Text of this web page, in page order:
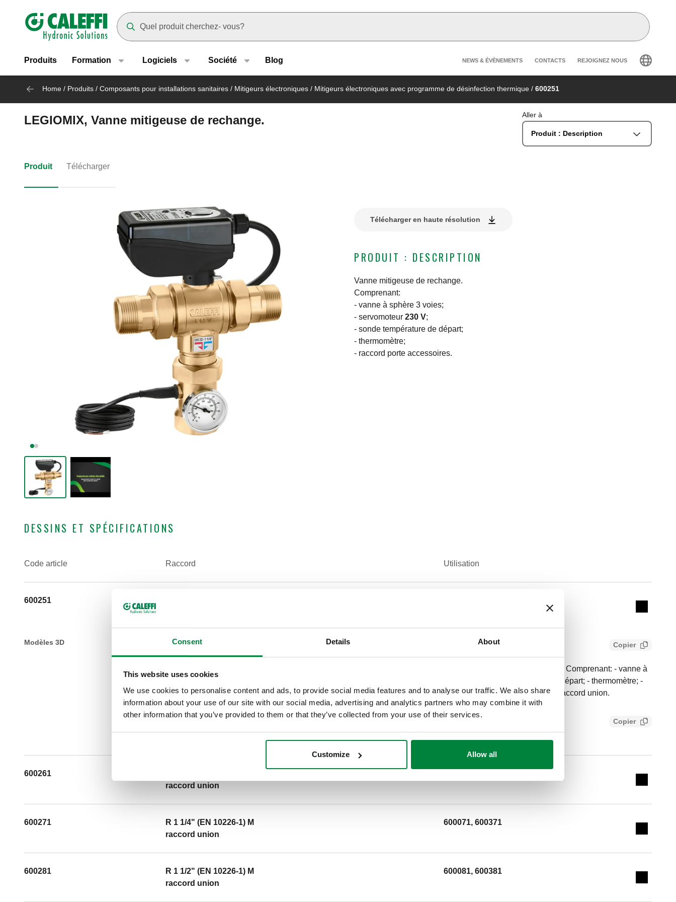
Consent Details About
This website uses cookies
We use cookies to personalise content and ads, to provide social media features and to analyse our traffic. We also share
information about your use of our site with our social media, advertising and analytics partners who may combine it with
other information that you’ve provided to them or that they’ve collected from your use of their services.
Customize Allow all
Header main navigation
Produits Formation Logiciels Société Blog Header secondary navigation
NEWS & ÉVÈNEMENTS CONTACTS REJOIGNEZ NOUS
Home / Produits / Composants pour installations sanitaires / Mitigeurs électroniques / Mitigeurs électroniques avec programme de désinfection thermique / 600251
LEGIOMIX, Vanne mitigeuse de rechange. Aller à
Produit : Description
Produit Télécharger
Télécharger en haute résolution
PRODUIT : DESCRIPTION
Vanne mitigeuse de rechange.
Comprenant:
- vanne à sphère 3 voies;
- servomoteur 230 V;
- sonde température de départ;
- thermomètre;
- raccord porte accessoires.
DESSINS ET SPÉCIFICATIONS
Code article Raccord
Utilisation
600251
Collapse
Modèles 3D Texte de présentation Copier
CALEFFI, 600251, LEGIOMIX. Vanne mitigeuse de rechange. Comprenant: - vanne à
sphère 3 voies; - servomoteur 230 V; - sonde température de départ; - thermomètre; -
raccord porte accessoires. Raccord: R 3/4" (EN 10226-1) M, raccord union.
SCIP code Copier
600261
raccord union
Expand
600271
R 1 1/4" (EN 10226-1) M
raccord union
600071, 600371
Expand
600281
R 1 1/2" (EN 10226-1) M
raccord union
600081, 600381
Expand